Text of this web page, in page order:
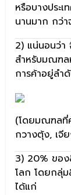
หรือบางประ
นานมาก กว่า
2) แน่นอนว่า
สำหรับมณฑล
การค้าอยู่ลำ
(โดยมณฑลที่
กวางตุ้ง, เจี
3) 20% ขอ
โลก โดยกลุ่
ได้แก่